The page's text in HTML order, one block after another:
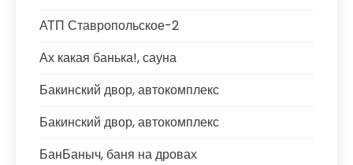
АТП Ставропольское-2
Ах какая банька!, сауна
Бакинский двор, автокомплекс
Бакинский двор, автокомплекс
БанБаныч, баня на дровах